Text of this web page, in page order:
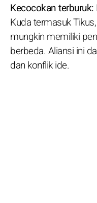
Kecocokan terburuk:
Kuda termasuk
mungkin memiliki
berbeda. Aliansi ini
dan konflik ide.